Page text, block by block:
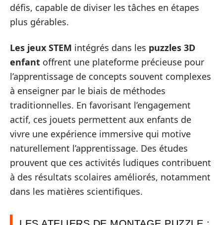
défis, capable de diviser les tâches en étapes
plus gérables.
Les jeux STEM intégrés dans les puzzles 3D
enfant offrent une plateforme précieuse pour
l’apprentissage de concepts souvent complexes
à enseigner par le biais de méthodes
traditionnelles. En favorisant l’engagement
actif, ces jouets permettent aux enfants de
vivre une expérience immersive qui motive
naturellement l’apprentissage. Des études
prouvent que ces activités ludiques contribuent
à des résultats scolaires améliorés, notamment
dans les matières scientifiques.